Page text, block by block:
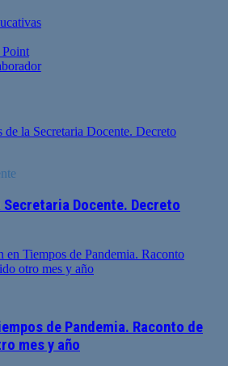
Point
Secretaria Docente. Decreto
de Pandemia. Raconto de
mes y año